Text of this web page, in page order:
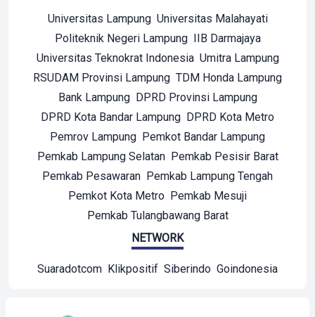
Universitas Lampung Universitas Malahayati
Politeknik Negeri Lampung IIB Darmajaya
Universitas Teknokrat Indonesia Umitra Lampung
RSUDAM Provinsi Lampung TDM Honda Lampung
Bank Lampung DPRD Provinsi Lampung
DPRD Kota Bandar Lampung DPRD Kota Metro
Pemrov Lampung Pemkot Bandar Lampung
Pemkab Lampung Selatan Pemkab Pesisir Barat
Pemkab Pesawaran Pemkab Lampung Tengah
Pemkot Kota Metro Pemkab Mesuji
Pemkab Tulangbawang Barat
NETWORK
Suaradotcom Klikpositif Siberindo Goindonesia